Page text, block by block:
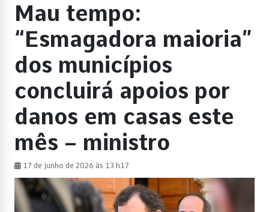
Mau tempo:
“Esmagadora maioria”
dos municípios
concluirá apoios por
danos em casas este
mês – ministro
17 de junho de 2026 às 13 h17